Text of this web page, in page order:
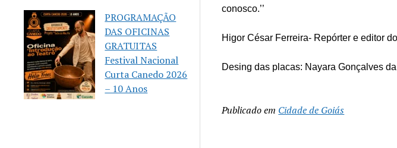
PROGRAMAÇÃO
DAS OFICINAS
GRATUITAS
Festival Nacional
Curta Canedo 2026
– 10 Anos
conosco.’’
Higor César Ferreira- Repórter e editor
Desing das placas: Nayara Gonçalves
Publicado em Cidade de Goiás